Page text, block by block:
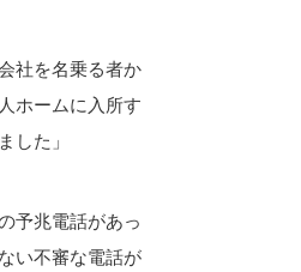
社を名乗る者か
ホームに入所す
した」
予兆電話があっ
い不審な電話が